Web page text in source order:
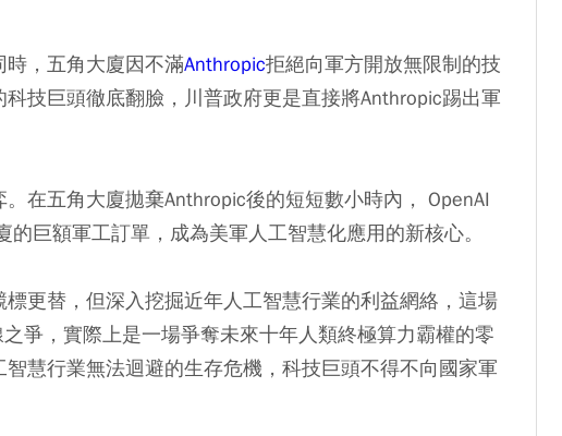
，五角大廈因不滿Anthropic拒絕向軍方開放無限制的技
技巨頭徹底翻臉，川普政府更是直接將Anthropic踢出軍
在五角大廈拋棄Anthropic後的短短數小時內， OpenAI
巨額軍工訂單，成為美軍人工智慧化應用的新核心。
更替，但深入挖掘近年人工智慧行業的利益網絡，這場
爭，實際上是一場爭奪未來十年人類終極算力霸權的零
慧行業無法迴避的生存危機，科技巨頭不得不向國家軍